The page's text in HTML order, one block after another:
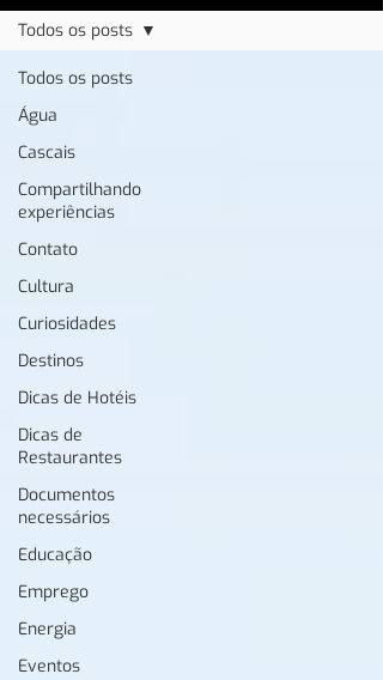
Todos os posts
Água
Cascais
Compartilhando
experiências
Contato
Cultura
Curiosidades
Destinos
Dicas de Hotéis
Dicas de
Restaurantes
Documentos
necessários
Educação
Emprego
Energia
Eventos
Todos os posts